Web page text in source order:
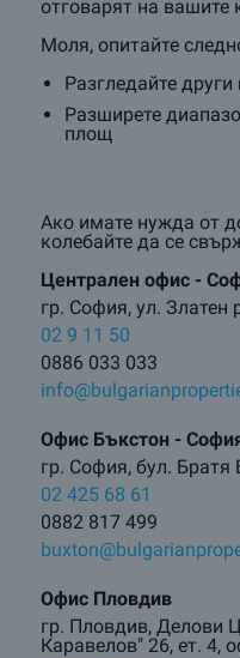
отговарят на вашите
Моля, опитайте
Разгледайте
Разширете
площ
Ако имате нужда от
колебайте да се
Централен oфис -
гр. София, ул. Златен
02 9 11 50
0886 033 033
Офис Бъкстон -
гр. София, бул. Братя
02 425 68 61
0882 817 499
Офис Пловдив
гр. Пловдив, Делови
Каравелов" 26, ет. 4,